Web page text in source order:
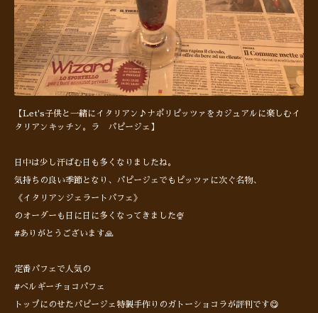
【Let's子供と一緒にイタリアン♪ナポリピッツァをカジュアルに楽しむイ
タリアンキッチン。ラ パピージェ】
日中は少し汗ばむ日も多くなりましたね。
気持ちの良い季節となり、パピージェでもピッツァに次ぐ名物、
《イタリアンジェラートパフェ》
のオーダーも日に日に多くなってきました🍨
#ありがとうございます🙏
定番パフェで人気の
#ベルギーチョコパフェ
トップにのせたパピージェ特製手作りのガトーショコラが評判です😋